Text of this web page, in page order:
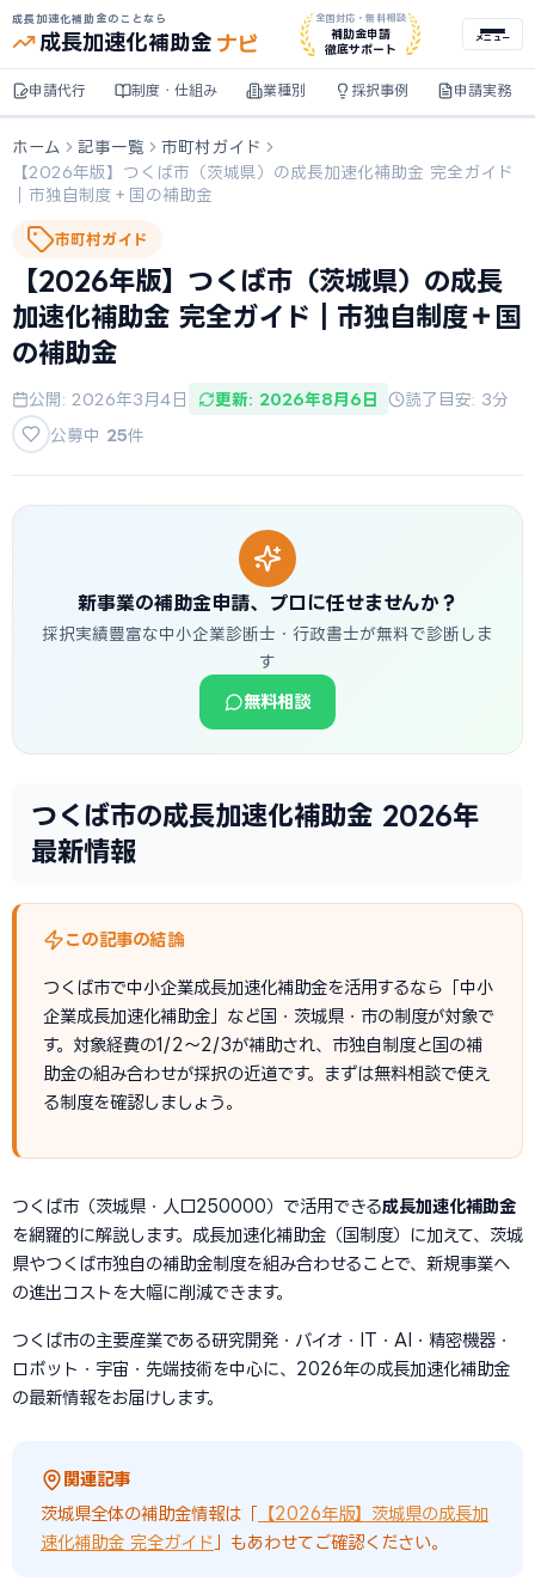
成長加速化補助金のことなら
成長加速化補助金 ナビ
全国対応・無料相談
補助金申請
徹底サポート
メニュー
申請代行 制度・仕組み 業種別 採択事例 申請実務
ホーム 記事一覧
市町村ガイド
【2026年版】つくば市（茨城県）の成長加速化補助金 完全ガイド
｜市独自制度＋国の補助金
市町村ガイド
【2026年版】つくば市（茨城県）の成長
加速化補助金 完全ガイド｜市独自制度＋国
の補助金
公開: 2026年3月4日 更新: 2026年8月6日
読了目安: 3分
公募中 25件
新事業の補助金申請、プロに任せませんか？
採択実績豊富な中小企業診断士・行政書士が無料で診断しま
す
無料相談
つくば市の成長加速化補助金 2026年
最新情報
この記事の結論
つくば市で中小企業成長加速化補助金を活用するなら「中小
企業成長加速化補助金」など国・茨城県・市の制度が対象で
す。対象経費の1/2〜2/3が補助され、市独自制度と国の補
助金の組み合わせが採択の近道です。まずは無料相談で使え
る制度を確認しましょう。
つくば市（茨城県・人口250000）で活用できる成長加速化補助金
を網羅的に解説します。成長加速化補助金（国制度）に加えて、茨城
県やつくば市独自の補助金制度を組み合わせることで、新規事業へ
の進出コストを大幅に削減できます。
つくば市の主要産業である研究開発・バイオ・IT・AI・精密機器・
ロボット・宇宙・先端技術を中心に、2026年の成長加速化補助金
の最新情報をお届けします。
関連記事
茨城県全体の補助金情報は「
【2026年版】茨城県の成長加
速化補助金 完全ガイド 」もあわせてご確認ください。